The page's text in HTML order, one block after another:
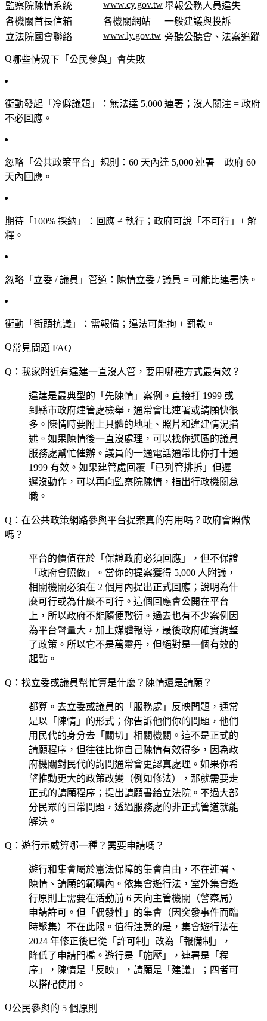
監察院陳情系統 www.cy.gov.tw舉報公務人員違失
各機關首長信箱
各機關網站
一般建議與投訴
立法院國會聯絡
www.ly.gov.tw 旁聽公聽會、法案追蹤
哪些情況下「公民參與」會失敗
衝動發起「冷僻議題」
：無法達 5,000 連署；沒人關注 = 政府
不必回應。
忽略「公共政策平台」規則
：60 天內達 5,000 連署 = 政府 60
天內回應。
期待「100% 採納」
：回應 ≠ 執行；政府可說「不可行」+ 解
釋。
忽略「立委 / 議員」管道 ：陳情立委 / 議員 = 可能比連署快。
衝動「街頭抗議」 ：需報備；違法可能拘 + 罰款。
常見問題 FAQ
Q：我家附近有違建一直沒人管，要用哪種方式最有效？
違建是最典型的「先陳情」案例。直接打 1999 或
到縣市政府建管處檢舉，通常會比連署或請願快很
多。陳情時要附上具體的地址、照片和違建情況描
述。如果陳情後一直沒處理，可以找你選區的議員
服務處幫忙催辦。議員的一通電話通常比你打十通
1999 有效。如果建管處回覆「已列管排拆」但遲
遲沒動作，可以再向監察院陳情，指出行政機關怠
職。
Q：在公共政策網路參與平台提案真的有用嗎？政府會照做
嗎？
平台的價值在於「保證政府必須回應」，但不保證
「政府會照做」。當你的提案獲得 5,000 人附議，
相關機關必須在 2 個月內提出正式回應；說明為什
麼可行或為什麼不可行。這個回應會公開在平台
上，所以政府不能隨便敷衍。過去也有不少案例因
為平台聲量大，加上媒體報導，最後政府確實調整
了政策。所以它不是萬靈丹，但絕對是一個有效的
起點。
Q：找立委或議員幫忙算是什麼？陳情還是請願？
都算。去立委或議員的「服務處」反映問題，通常
是以「陳情」的形式；你告訴他們你的問題，他們
用民代的身分去「關切」相關機關。這不是正式的
請願程序，但往往比你自己陳情有效得多，因為政
府機關對民代的詢問通常會更認真處理。如果你希
望推動更大的政策改變（例如修法），那就需要走
正式的請願程序；提出請願書給立法院。不過大部
分民眾的日常問題，透過服務處的非正式管道就能
解決。
Q：遊行示威算哪一種？需要申請嗎？
遊行和集會屬於憲法保障的集會自由，不在連署、
陳情、請願的範疇內。依集會遊行法，室外集會遊
行原則上需要在活動前 6 天向主管機關（警察局）
申請許可。但「偶發性」的集會（因突發事件而臨
時聚集）不在此限。值得注意的是，集會遊行法在
2024 年修正後已從「許可制」改為「報備制」，
降低了申請門檻。遊行是「施壓」，連署是「程
序」，陳情是「反映」，請願是「建議」；四者可
以搭配使用。
公民參與的 5 個原則